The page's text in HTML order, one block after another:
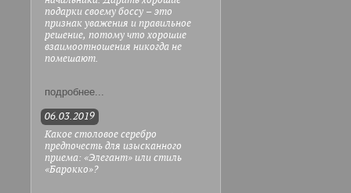
подарки своему боссу – это
признак уважения и правильное
решение, потому что хорошие
взаимоотношения никогда не
помешают.
подробнее...
06.03.2019
Какое столовое серебро
предпочесть для изысканного
приема: «Элегант» или стиль
«Барокко»?